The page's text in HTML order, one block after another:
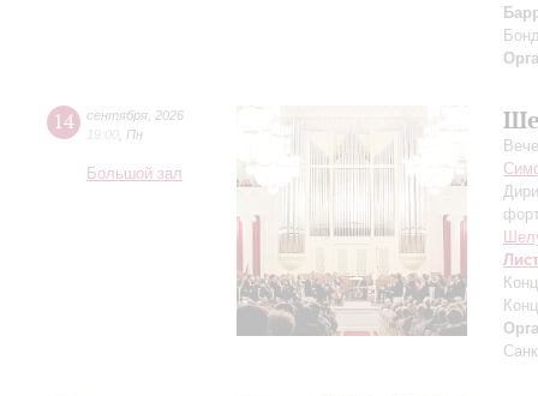
14 сентября 2026
19:00 Пн
Большой зал
Лист